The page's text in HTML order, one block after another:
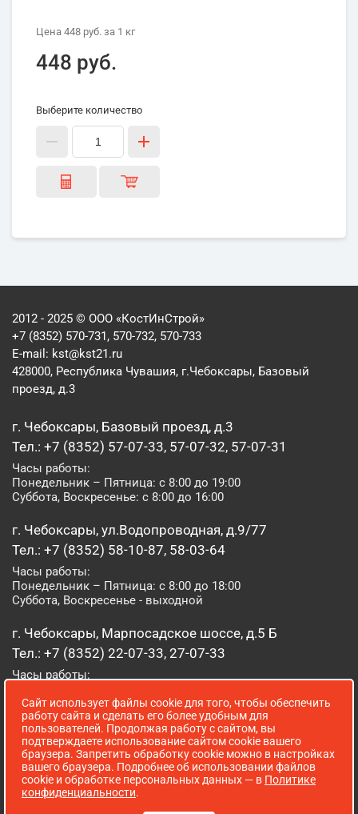
Цена 448 руб. за 1 кг
448 руб.
Выберите количество
2012 - 2025 © ООО «КостИнСтрой»
+7 (8352) 570-731, 570-732, 570-733
E-mail: kst@kst21.ru
428000, Республика Чувашия, г.Чебоксары, Базовый
проезд, д.3
г. Чебоксары, Базовый проезд, д.3
Тел.: +7 (8352) 57-07-33, 57-07-32, 57-07-31
Часы работы:
Понедельник – Пятница: с 8:00 до 19:00
Суббота, Воскресенье: с 8:00 до 16:00
г. Чебоксары, ул.Водопроводная, д.9/77
Тел.: +7 (8352) 58-10-87, 58-03-64
Часы работы:
Понедельник – Пятница: с 8:00 до 18:00
Суббота, Воскресенье - выходной
г. Чебоксары, Марпосадское шоссе, д.5 Б
Тел.: +7 (8352) 22-07-33, 27-07-33
Часы работы:
Суббота, Воскресенье: с 8:00 до 16:00
г. Йошкар-Ола, ул. Луначарского, д. 52 А
Тел.: (8362) 41-07-31
Часы работы:
Понедельник – Пятница: с 8:00 до 18:00
Сайт использует файлы cookie для того, чтобы обеспечить
работу сайта и сделать его более удобным для
пользователей. Продолжая работу с сайтом, вы
подтверждаете использование сайтом cookie вашего
браузера. Запретить обработку cookie можно в настройках
вашего браузера. Подробнее об использовании файлов
cookie и обработке персональных данных — в Политике
конфиденциальности.